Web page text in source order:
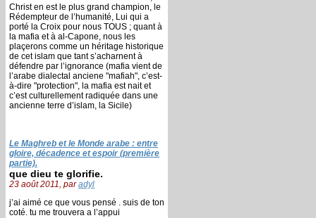
Christ en est le plus grand champion, le
Rédempteur de l’humanité, Lui qui a
porté la Croix pour nous TOUS ; quant à
la mafia et à al-Capone, nous les
plaçerons comme un héritage historique
de cet islam que tant s’acharnent à
défendre par l’ignorance (mafia vient de
l’arabe dialectal anciene "mafiah", c’est-
à-dire "protection", la mafia est nait et
c’est culturellement radiquée dans une
ancienne terre d’islam, la Sicile)
Le Maghreb et le Monde arabe : entre
gloire, décadence et espoir (première
partie).
que dieu te glorifie.
23 août 2011, paradyl
j’ai aimé ce que vous pensé . suis de ton
coté. tu me trouvera a l’appui